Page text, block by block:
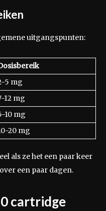
uitgangspunten:
5 mg
12 mg
10 mg
20 mg
als ze het een paar keer
een paar dagen.
cartridge